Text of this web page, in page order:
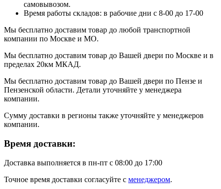
самовывозом.
Время работы складов: в рабочие дни с 8-00 до 17-00
Мы бесплатно доставим товар до любой транспортной
компании по Москве и МО.
Мы бесплатно доставим товар до Вашей двери по Москве и в
пределах 20км МКАД.
Мы бесплатно доставим товар до Вашей двери по Пензе и
Пензенской области. Детали уточняйте у менеджера
компании.
Сумму доставки в регионы также уточняйте у менеджеров
компании.
Время доставки:
Доставка выполняется в пн-пт с 08:00 до 17:00
Точное время доставки согласуйте с менеджером.